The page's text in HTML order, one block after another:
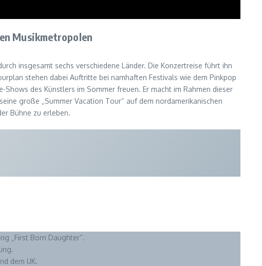
Musikmetropolen
insgesamt sechs verschiedene Länder. Die Konzertreise führt ihn
stehen dabei Auftritte bei namhaften Festivals wie dem Pinkpop
des Künstlers im Sommer freuen. Er macht im Rahmen dieser
große „Summer Vacation Tour“ auf dem nordamerikanischen
Bühne zu erleben.
„First Born Daughter“.
dem UK.